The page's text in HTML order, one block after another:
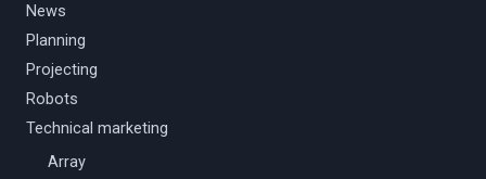
News
Planning
Projecting
Robots
Technical marketing
Array